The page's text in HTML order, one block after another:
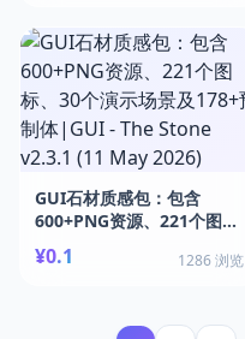
GUI石材质感包：包含
600+PNG资源、221个图
标、30个演示场景及178+预
制体|GUI - The Stone
¥0.1 1286 浏览